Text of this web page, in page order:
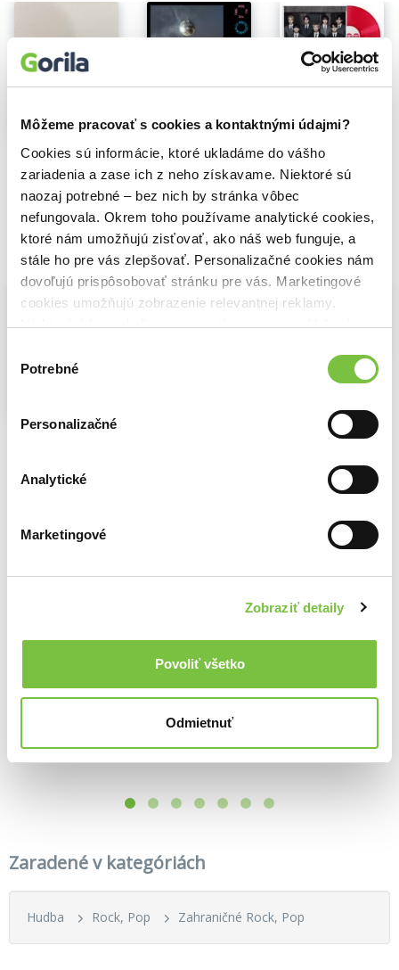
Môžeme pracovať s cookies a kontaktnými údajmi?
Cookies sú informácie, ktoré ukladáme do vášho
zariadenia a zase ich z neho získavame. Niektoré sú
naozaj potrebné – bez nich by stránka vôbec
nefungovala. Okrem toho používame analytické cookies,
ktoré nám umožňujú zisťovať, ako náš web funguje, a
stále ho pre vás zlepšovať. Personalizačné cookies nám
dovoľujú prispôsobovať stránku pre vás. Marketingové
cookies umožňujú zobrazenie relevantnej reklamy.
Niektoré údaje zdieľame aj s tretími stranami. Veľmi by
cookies.
súhlasu
Potrebné
Personalizačné
Analytické
Marketingové
Zobraziť detaily
Povoliť všetko
Odmietnuť
Na sklade
BTS: The 5Th Album 'Arirang' (Living Legend Ver.)
39,29€
Harry Styles: Kiss All The Time. Disco, Occasionally
13,90€
Na sklade
BTS: BTS The 5th Album ‘Arirang’ (Red Vinyl)
Vybrané pre teba
BTS: The 5Th Album 'Arirang' (Living Legend Ver.)
Na sklade
BTS: BTS The 5th Album ‘Arirang’ (Red Vinyl)
Ďalšie z kategórie Zahraničné Rock, Pop
Viac z tejto kategórie
16,50€ 12,60€ 16,20€
Zaradené v kategóriách
Hudba Rock, Pop Zahraničné Rock, Pop